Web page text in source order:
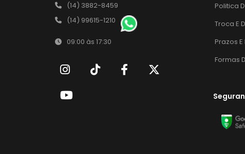
(14) 3882-8459
(14) 99615-1210
09:00 às 17:30
Politica
Troca E
Prazos
Formas